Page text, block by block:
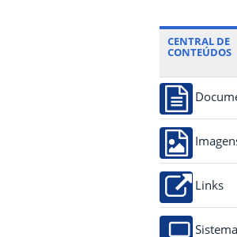
CENTRAL DE
CONTEÚDOS
Links